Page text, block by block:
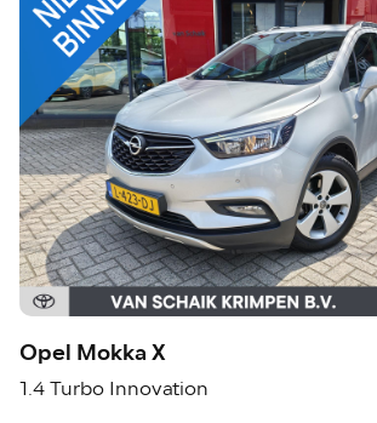
Opel Mokka X
1.4 Turbo Innovation